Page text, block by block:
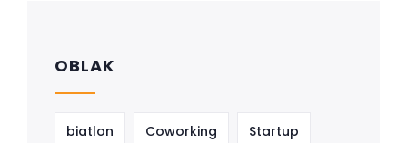
OBLAK
biatlon Coworking Startup